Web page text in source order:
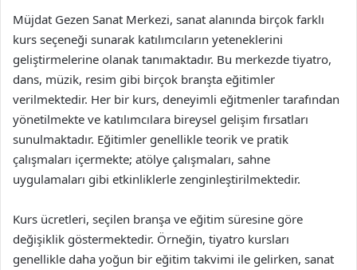
Müjdat Gezen Sanat Merkezi, sanat alanında birçok farklı
kurs seçeneği sunarak katılımcıların yeteneklerini
geliştirmelerine olanak tanımaktadır. Bu merkezde tiyatro,
dans, müzik, resim gibi birçok branşta eğitimler
verilmektedir. Her bir kurs, deneyimli eğitmenler tarafından
yönetilmekte ve katılımcılara bireysel gelişim fırsatları
sunulmaktadır. Eğitimler genellikle teorik ve pratik
çalışmaları içermekte; atölye çalışmaları, sahne
uygulamaları gibi etkinliklerle zenginleştirilmektedir.
Kurs ücretleri, seçilen branşa ve eğitim süresine göre
değişiklik göstermektedir. Örneğin, tiyatro kursları
genellikle daha yoğun bir eğitim takvimi ile gelirken, sanat